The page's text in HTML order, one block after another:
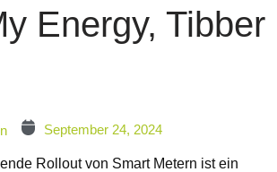
Energy, Tibber
September 24, 2024
Rollout von Smart Metern ist ein